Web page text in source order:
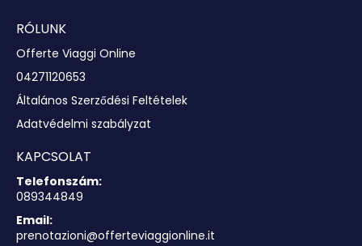
RÓLUNK
Offerte Viaggi Online
04271120653
Általános Szerződési Feltételek
Adatvédelmi szabályzat
KAPCSOLAT
Telefonszám:
089344849
Email:
prenotazioni@offerteviaggionline.it